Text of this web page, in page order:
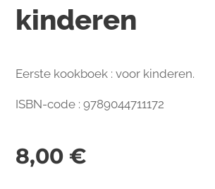
kinderen
Eerste kookboek : voor kinderen.
ISBN-code : 9789044711172
8,00 €